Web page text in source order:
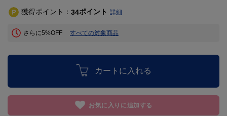
獲得ポイント： 34ポイント 詳細
さらに5%OFF すべての対象商品
カートに入れる
お気に入りに追加する